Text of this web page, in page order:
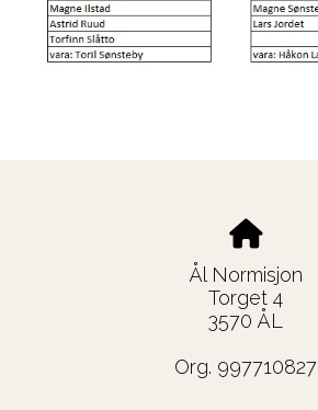
Ål Normisjon
Torget 4
3570 ÅL
Org. 997710827